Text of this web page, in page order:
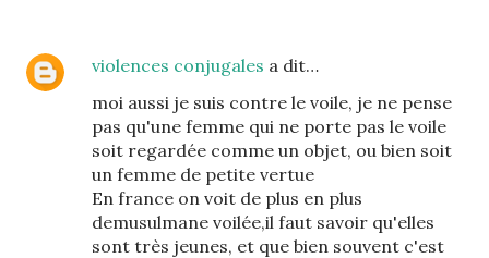
violences conjugales a dit…
moi aussi je suis contre le voile, je ne pense
pas qu'une femme qui ne porte pas le voile
soit regardée comme un objet, ou bien soit
un femme de petite vertue
En france on voit de plus en plus
demusulmane voilée,il faut savoir qu'elles
sont très jeunes, et que bien souvent c'est